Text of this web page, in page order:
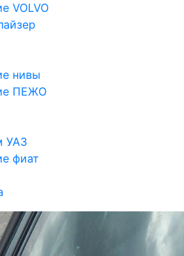
VOLVO
нивы
ПЕЖО
УАЗ
фиат